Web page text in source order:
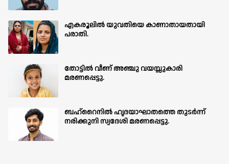
എകരൂലിൽ യുവതിയെ കാണാതായതായി
പരാതി.
തോട്ടിൽ വീണ് അഞ്ചു വയസ്സുകാരി
മരണപ്പെട്ടു.
ബഹ്‌റൈനിൽ ഹൃദയാഘാതത്തെ തുടർന്ന്
നരിക്കുനി സ്വദേശി മരണപ്പെട്ടു.